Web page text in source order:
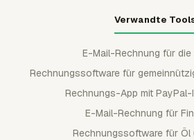
Verwandte
E-Mail-Rechnung für die
Rechnungssoftware für
Rechnungs-App mit PayPal-
E-Mail-Rechnung für
Rechnungssoftware für Öl